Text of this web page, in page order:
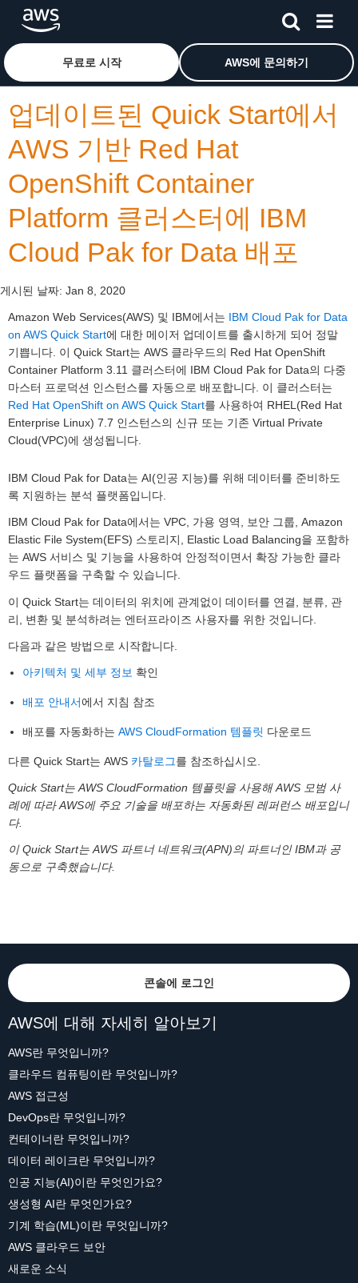
메인 콘텐츠로 건너뛰기Amazon Web Services 홈 페이지로 돌아가려면 여기를 클
무료로 시작 AWS에 문의하기
업데이트된 Quick Start에서
AWS 기반 Red Hat
OpenShift Container
Platform 클러스터에 IBM
Cloud Pak for Data 배포
게시된 날짜: Jan 8, 2020
Amazon Web Services(AWS) 및 IBM에서는 IBM Cloud Pak for Data
on AWS Quick Start에 대한 메이저 업데이트를 출시하게 되어 정말
기쁩니다. 이 Quick Start는 AWS 클라우드의 Red Hat OpenShift
Container Platform 3.11 클러스터에 IBM Cloud Pak for Data의 다중
마스터 프로덕션 인스턴스를 자동으로 배포합니다. 이 클러스터는
Red Hat OpenShift on AWS Quick Start를 사용하여 RHEL(Red Hat
Enterprise Linux) 7.7 인스턴스의 신규 또는 기존 Virtual Private
Cloud(VPC)에 생성됩니다.
IBM Cloud Pak for Data는 AI(인공 지능)를 위해 데이터를 준비하도
록 지원하는 분석 플랫폼입니다.
IBM Cloud Pak for Data에서는 VPC, 가용 영역, 보안 그룹, Amazon
Elastic File System(EFS) 스토리지, Elastic Load Balancing을 포함하
는 AWS 서비스 및 기능을 사용하여 안정적이면서 확장 가능한 클라
우드 플랫폼을 구축할 수 있습니다.
이 Quick Start는 데이터의 위치에 관계없이 데이터를 연결, 분류, 관
리, 변환 및 분석하려는 엔터프라이즈 사용자를 위한 것입니다.
다음과 같은 방법으로 시작합니다.
아키텍처 및 세부 정보 확인
배포 안내서에서 지침 참조
배포를 자동화하는 AWS CloudFormation 템플릿 다운로드
다른 Quick Start는 AWS 카탈로그를 참조하십시오.
Quick Start는 AWS CloudFormation 템플릿을 사용해 AWS 모범 사
례에 따라 AWS에 주요 기술을 배포하는 자동화된 레퍼런스 배포입니
다.
이 Quick Start는 AWS 파트너 네트워크(APN)의 파트너인 IBM과 공
동으로 구축했습니다.
콘솔에 로그인
AWS에 대해 자세히 알아보기
AWS란 무엇입니까?
클라우드 컴퓨팅이란 무엇입니까?
AWS 접근성
DevOps란 무엇입니까?
컨테이너란 무엇입니까?
데이터 레이크란 무엇입니까?
인공 지능(AI)이란 무엇인가요?
생성형 AI란 무엇인가요?
기계 학습(ML)이란 무엇입니까?
AWS 클라우드 보안
새로운 소식